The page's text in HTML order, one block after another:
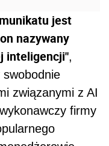
jest
nazywany
inteligencji",
swobodnie
związanymi z AI
firmy